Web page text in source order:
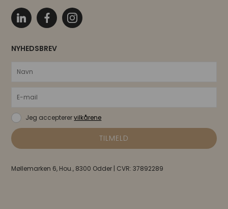
NYHEDSBREV
Jeg accepterervilkårene
Møllemarken 6, Hou., 8300 Odder | CVR: 37892289